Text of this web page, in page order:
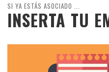
SI YA ESTÁS ASOCIADO ...
INSERTA TU